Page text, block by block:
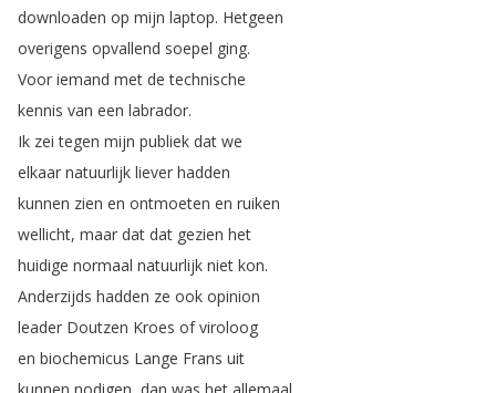
downloaden op mijn laptop. Hetgeen
overigens opvallend soepel ging.
Voor iemand met de technische
kennis van een labrador.
Ik zei tegen mijn publiek dat we
elkaar natuurlijk liever hadden
kunnen zien en ontmoeten en ruiken
wellicht, maar dat dat gezien het
huidige normaal natuurlijk niet kon.
Anderzijds hadden ze ook opinion
leader Doutzen Kroes of viroloog
en biochemicus Lange Frans uit